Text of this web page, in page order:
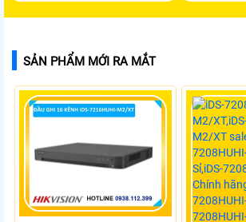
SẢN PHẨM MỚI RA MẮT